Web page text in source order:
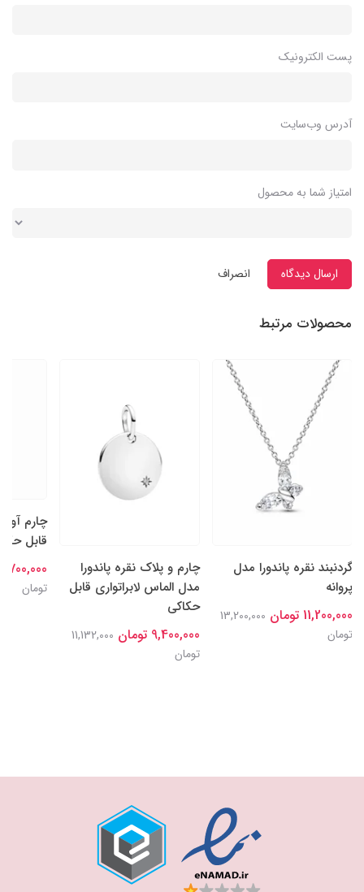
پست الکترونیک
آدرس وب‌سایت
امتیاز شما به محصول
ارسال دیدگاه انصراف
محصولات مرتبط
گردنبند نقره پاندورا مدل
پروانه
11,200,000 تومان
13,200,000
تومان
چارم و پلاک نقره پاندورا
مدل الماس لابراتواری قابل
حکاکی
9,400,000 تومان
11,132,000
تومان
چارم
قابل
9,700,000
تومان